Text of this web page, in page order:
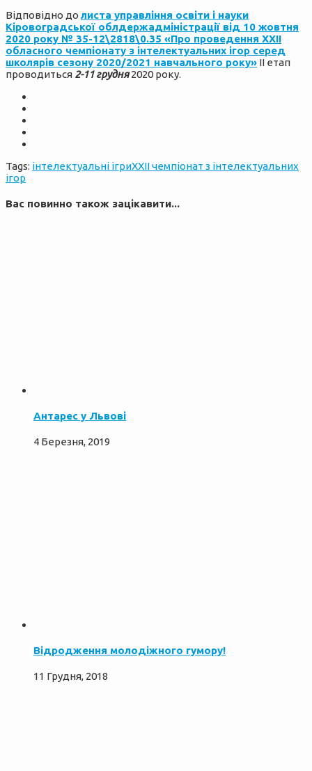
Відповідно долиста управління освіти і науки
Кіровоградської облдержадміністрації від 10 жовтня
2020 року № 35-12\2818\0.35 «Про проведення XХІІ
обласного чемпіонату з інтелектуальних ігор серед
школярів сезону 2020/2021 навчального року» ІІ етап
проводиться 2-11 грудня2020 року.
Tags: інтелектуальні ігриХХІІ чемпіонат з інтелектуальних
ігор
Вас повинно також зацікавити...
Антарес у Львові
4 Березня, 2019
Відродження молодіжного гумору!
11 Грудня, 2018